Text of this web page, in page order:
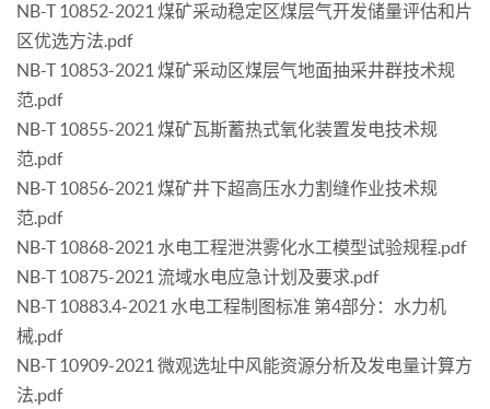
NB-T 10852-2021 煤矿采动稳定区煤层气开发储量评估和片
区优选方法.pdf
NB-T 10853-2021 煤矿采动区煤层气地面抽采井群技术规
范.pdf
NB-T 10855-2021 煤矿瓦斯蓄热式氧化装置发电技术规
范.pdf
NB-T 10856-2021 煤矿井下超高压水力割缝作业技术规
范.pdf
NB-T 10868-2021 水电工程泄洪雾化水工模型试验规程.pdf
NB-T 10875-2021 流域水电应急计划及要求.pdf
NB-T 10883.4-2021 水电工程制图标准 第4部分：水力机
械.pdf
NB-T 10909-2021 微观选址中风能资源分析及发电量计算方
法.pdf